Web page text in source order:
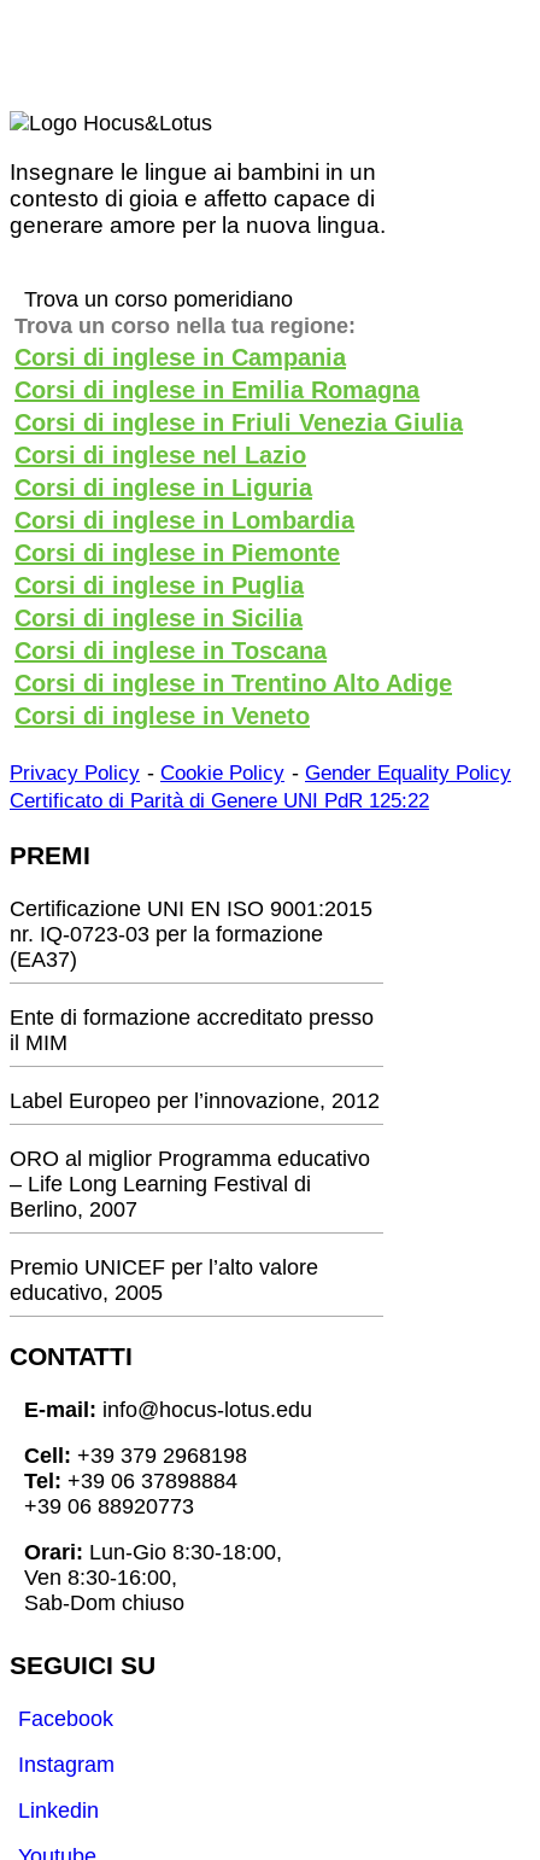
Insegnare le lingue ai bambini in un
contesto di gioia e affetto capace di
generare amore per la nuova lingua.
Trova un corso pomeridiano
Trova un corso nella tua regione:
Corsi di inglese in Campania
Corsi di inglese in Emilia Romagna
Corsi di inglese in Friuli Venezia Giulia
Corsi di inglese nel Lazio
Corsi di inglese in Liguria
Corsi di inglese in Lombardia
Corsi di inglese in Piemonte
Corsi di inglese in Puglia
Corsi di inglese in Sicilia
Corsi di inglese in Toscana
Corsi di inglese in Trentino Alto Adige
Corsi di inglese in Veneto
Privacy Policy - Cookie Policy - Gender Equality Policy
Certificato di Parità di Genere UNI PdR 125:22
PREMI
Certificazione UNI EN ISO 9001:2015
nr. IQ-0723-03 per la formazione
(EA37)
Ente di formazione accreditato presso
il MIM
Label Europeo per l’innovazione, 2012
ORO al miglior Programma educativo
– Life Long Learning Festival di
Berlino, 2007
Premio UNICEF per l’alto valore
educativo, 2005
CONTATTI
E-mail: info@hocus-lotus.edu
Cell: +39 379 2968198
Tel: +39 06 37898884
+39 06 88920773
Orari: Lun-Gio 8:30-18:00,
Ven 8:30-16:00,
Sab-Dom chiuso
SEGUICI SU
Facebook
Instagram
Linkedin